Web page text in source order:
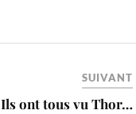
SUIVANT
Ils ont tous vu Thor…